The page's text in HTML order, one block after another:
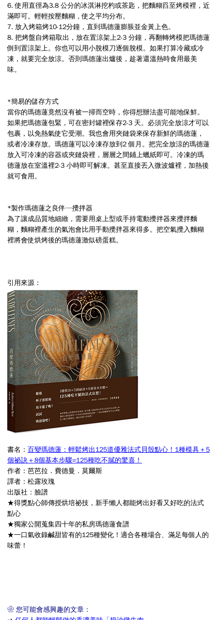
6.使用直徑為3.8 公分的冰淇淋挖杓或茶匙，把麵糊舀至烤模裡，近
滿即可。輕輕按壓麵糊，使之平均分布。
7. 放入烤箱烤10-12分鐘，直到瑪德蓮膨脹並金黃上色。
8. 把烤盤自烤箱取出，放在置涼架上2-3 分鐘，再翻轉烤模把瑪德蓮
倒到置涼架上。你也可以用小脫模刀逐個脫模。如果打算冷藏或冷
凍，就要完全放涼。否則瑪德蓮出爐後，趁著還溫熱時食用最美
味。
*簡易的儲存方式
當你的瑪德蓮竟然沒有被一掃而空時，你得想辦法盡可能地保鮮。
如果把瑪德蓮包緊，可在密封罐裡保存2-3 天。必須完全放涼才可以
包裹，以免熱氣使它受潮。我也會用夾鏈袋來保存新鮮的瑪德蓮，
或者冷凍存放。瑪德蓮可以冷凍存放到2 個月。把完全放涼的瑪德蓮
放入可冷凍的容器或夾鏈袋裡，層層之間鋪上蠟紙即可。冷凍的瑪
德蓮放在室溫裡2-3 小時即可解凍。甚至直接丟入微波爐裡，加熱後
就可食用。
*製作瑪德蓮之良伴─攪拌器
為了讓成品質地細緻，需要用桌上型或手持電動攪拌器來攪拌麵
糊，麵糊裡產生的氣泡會比用手動攪拌器來得多。把空氣攪入麵糊
裡將會使烘烤後的瑪德蓮激似磅蛋糕。
引用來源：
書名： 百變瑪德蓮：輕鬆烤出125道優雅法式貝殼點心！1種模具＋5
個祕訣＋8個基本步驟=125種吃不膩的驚喜！
作者：芭芭拉．費德曼．莫爾斯
譯者：松露玫瑰
出版社： 臉譜
★得獎點心師傳授烘培祕技，新手懶人都能烤出好看又好吃的法式
點心
★獨家公開蒐集四十年的私房瑪德蓮食譜
★一口氣收錄鹹甜皆有的125種變化！適合各種場合、滿足每個人的
味蕾！
❀ 您可能會感興趣的文章：